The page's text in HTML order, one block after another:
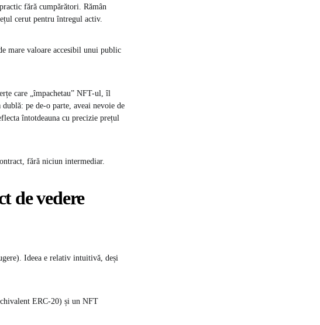
fără cumpărători. Rămân
cerut pentru întregul activ.
mare valoare accesibil unui public
care „împachetau” NFT-ul, îl
pe de-o parte, aveai nevoie de
întotdeauna cu precizie prețul
fără niciun intermediar.
de vedere
Ideea e relativ intuitivă, deși
ERC-20) și un NFT